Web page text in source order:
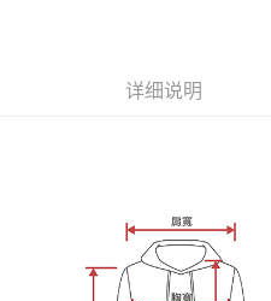
司后，依约使用本公司账单缴交账款。
2. 基于同意付款使用 “大哥付你分期
商品與否，仍需要請您在AFTEE規
3. 目前僅支援台灣會員
三、聲明條款
「AFTEE先享後付」(下稱本服務)乃
付款後7-11取貨详细说明